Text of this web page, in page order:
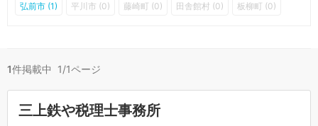
弘前市 (1) 平川市 (0) 藤崎町 (0) 田舎館村 (0) 板柳町 (0)
1件掲載中 1/1ページ
三上鉄や税理士事務所